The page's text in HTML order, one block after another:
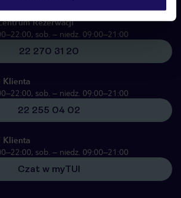
się z nami
Rezerwacji
sob. – niedz. 09:00–21:00
22 270 31 20
Klienta
sob. – niedz. 09:00–21:00
22 255 04 02
Klienta
sob. – niedz. 09:00–21:00
Czat w myTUI